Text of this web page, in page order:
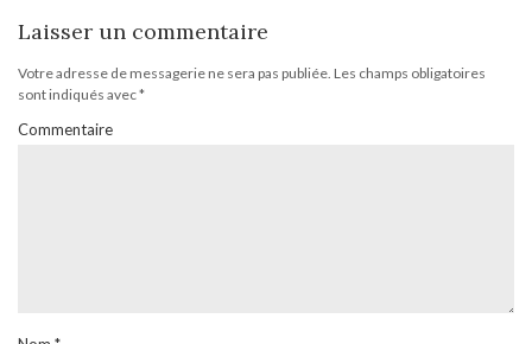
Laisser un commentaire
Votre adresse de messagerie ne sera pas publiée. Les champs obligatoires
sont indiqués avec*
Commentaire